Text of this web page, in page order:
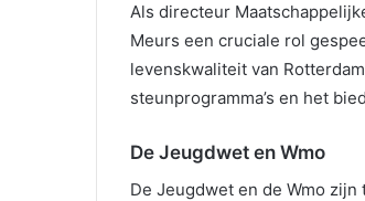
Als directeur
Meurs een cruciale rol
levenskwaliteit van
steunprogramma’s en het
De Jeugdwet en Wmo
De Jeugdwet en de Wmo